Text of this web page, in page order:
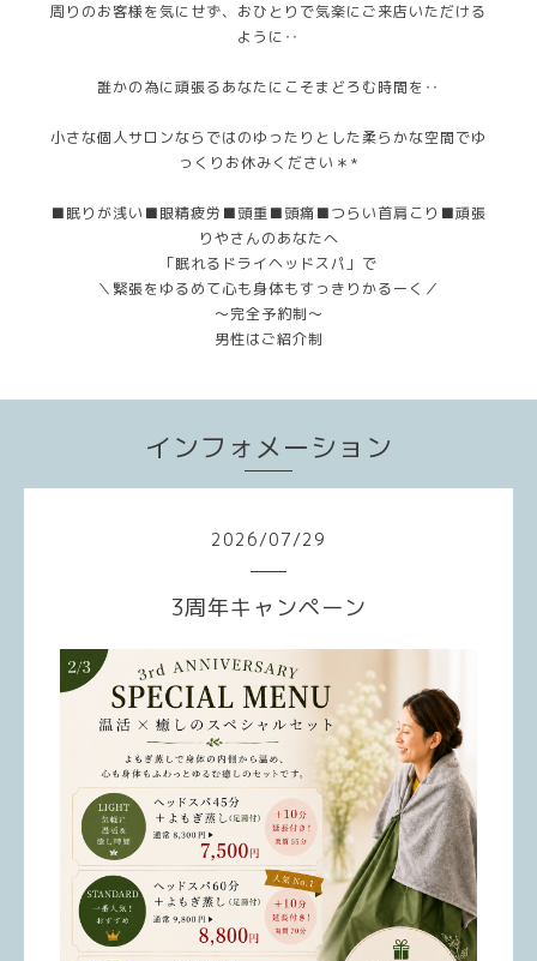
周りのお客様を気にせず、おひとりで気楽にご来店いただける
ように‥
誰かの為に頑張るあなたにこそまどろむ時間を‥
小さな個人サロンならではのゆったりとした柔らかな空間でゆ
っくりお休みください＊*
■眠りが浅い■眼精疲労■頭重■頭痛■つらい首肩こり■頑張
りやさんのあなたへ
「眠れるドライヘッドスパ」で
＼緊張をゆるめて心も身体もすっきりかるーく／
～完全予約制～
男性はご紹介制
インフォメーション
2026/07/29
3周年キャンペーン